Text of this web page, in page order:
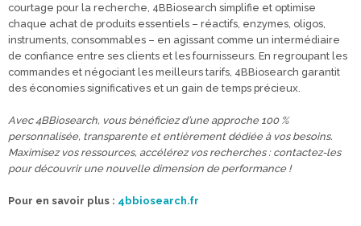
courtage pour la recherche, 4BBiosearch simplifie et optimise
chaque achat de produits essentiels – réactifs, enzymes, oligos,
instruments, consommables – en agissant comme un intermédiaire
de confiance entre ses clients et les fournisseurs. En regroupant les
commandes et négociant les meilleurs tarifs, 4BBiosearch garantit
des économies significatives et un gain de temps précieux.
Avec 4BBiosearch, vous bénéficiez d’une approche 100 %
personnalisée, transparente et entièrement dédiée à vos besoins.
Maximisez vos ressources, accélérez vos recherches : contactez-les
pour découvrir une nouvelle dimension de performance !
Pour en savoir plus : 4bbiosearch.fr